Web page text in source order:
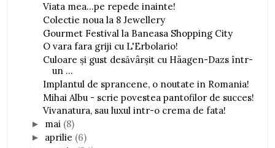
Viata mea...pe repede inainte!
Colectie noua la 8 Jewellery
Gourmet Festival la Baneasa Shopping City
O vara fara griji cu L'Erbolario!
Culoare și gust desăvârșit cu Häagen-Dazs într-
un ...
Implantul de sprancene, o noutate in Romania!
Mihai Albu - scrie povestea pantofilor de succes!
Vivanatura, sau luxul intr-o crema de fata!
► mai (8)
► aprilie (6)